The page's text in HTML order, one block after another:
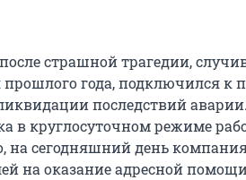
страшной трагедии,
прошлого года, подключился к
последствий
в круглосуточном режиме
на сегодняшний день
на оказание адресной